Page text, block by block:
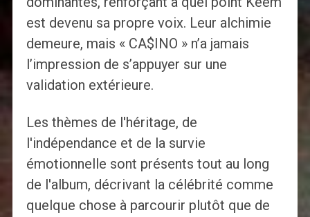
est devenu sa propre voix. Leur alchimie
demeure, mais « CA$INO » n’a jamais
l’impression de s’appuyer sur une
validation extérieure.
Les thèmes de l'héritage, de
l'indépendance et de la survie
émotionnelle sont présents tout au long
de l'album, décrivant la célébrité comme
quelque chose à parcourir plutôt que de